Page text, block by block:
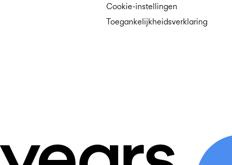
Cookie-instellingen
Toegankelijkheidsverklaring